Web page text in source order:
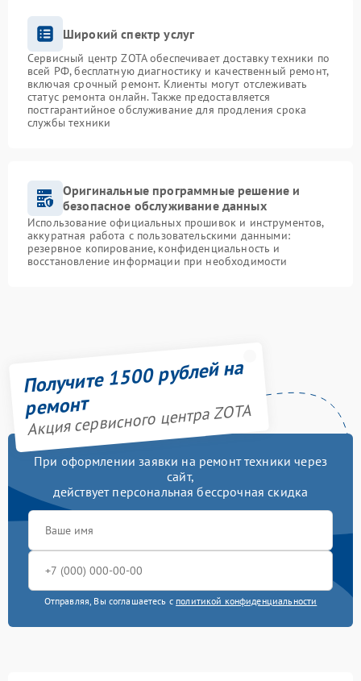
Широкий спектр услуг
Сервисный центр ZOTA обеспечивает доставку техники по
всей РФ, бесплатную диагностику и качественный ремонт,
включая срочный ремонт. Клиенты могут отслеживать
статус ремонта онлайн. Также предоставляется
постгарантийное обслуживание для продления срока
службы техники
Оригинальные программные решение и
безопасное обслуживание данных
Использование официальных прошивок и инструментов,
аккуратная работа с пользовательскими данными:
резервное копирование, конфиденциальность и
восстановление информации при необходимости
Получите 1500 рублей на
ремонт
Акция сервисного центра ZOTA
При оформлении заявки на ремонт техники через
сайт,
действует персональная бессрочная скидка
Отправляя, Вы соглашаетесь с политикой конфиденциальности